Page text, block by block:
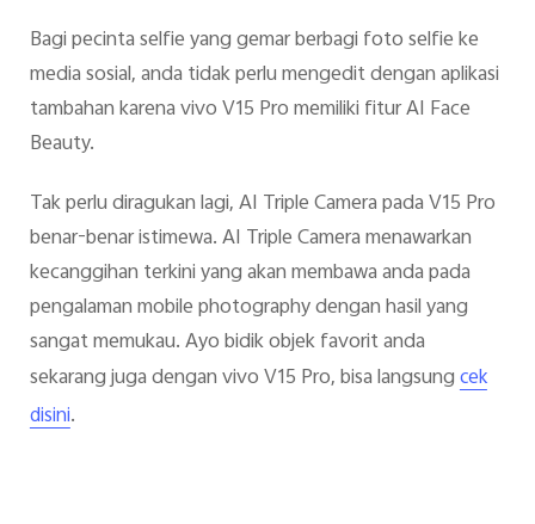
Bagi pecinta selfie yang gemar berbagi foto selfie ke
media sosial, anda tidak perlu mengedit dengan aplikasi
tambahan karena vivo V15 Pro memiliki fitur AI Face
Beauty.
Tak perlu diragukan lagi, AI Triple Camera pada V15 Pro
benar-benar istimewa. AI Triple Camera menawarkan
kecanggihan terkini yang akan membawa anda pada
pengalaman mobile photography dengan hasil yang
sangat memukau. Ayo bidik objek favorit anda
sekarang juga dengan vivo V15 Pro,bisa langsungcek
disini.